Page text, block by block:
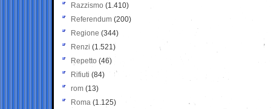
Razzismo (1.410)
Referendum (200)
Regione (344)
Renzi (1.521)
Repetto (46)
Rifiuti (84)
rom (13)
Roma (1.125)